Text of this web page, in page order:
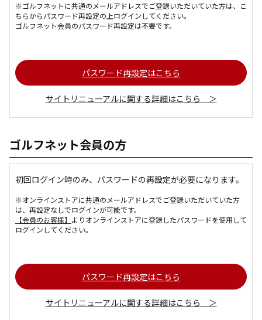
※ゴルフネットに共通のメールアドレスでご登録いただいていた方は、こ
ちらからパスワード再設定の上ログインしてください。
ゴルフネット会員のパスワード再設定は不要です。
パスワード再設定はこちら
サイトリニューアルに関する詳細はこちら ＞
ゴルフネット会員の方
初回ログイン時のみ、パスワードの再設定が必要になります。
※オンラインストアに共通のメールアドレスでご登録いただいていた方
は、再設定なしでログインが可能です。
【会員のお客様】 よりオンラインストアに登録したパスワードを使用して
ログインしてください。
パスワード再設定はこちら
サイトリニューアルに関する詳細はこちら ＞